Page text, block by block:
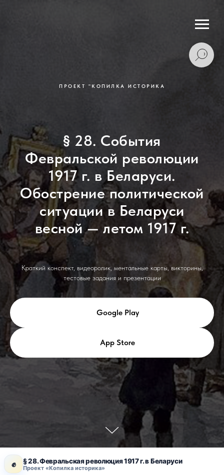
ПРОЕКТ "КОПИЛКА ИСТОРИКА
§ 28. События
Февральской революции
1917 г. в Беларуси.
Обострение политической
ситуации в Беларуси
весной — летом 1917 г.
Краткий конспект, видеоролик, ментальные карты, викторины,
тестовые задания и презентации
Google Play
App Store
✊ § 28. Февральская революция 1917 г. в Беларуси
Проект «Копилка историка»